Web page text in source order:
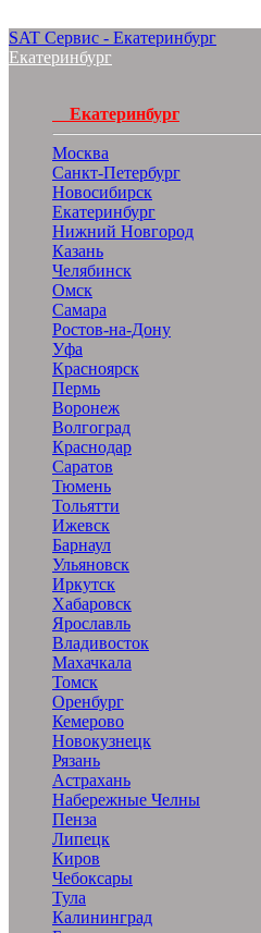
SAT Сервис - Екатеринбург
Екатеринбург
Екатеринбург
Москва
Санкт-Петербург
Новосибирск
Екатеринбург
Нижний Новгород
Казань
Челябинск
Омск
Самара
Ростов-на-Дону
Уфа
Красноярск
Пермь
Воронеж
Волгоград
Краснодар
Саратов
Тюмень
Тольятти
Ижевск
Барнаул
Ульяновск
Иркутск
Хабаровск
Ярославль
Владивосток
Махачкала
Томск
Оренбург
Кемерово
Новокузнецк
Рязань
Астрахань
Набережные Челны
Пенза
Липецк
Киров
Чебоксары
Тула
Калининград